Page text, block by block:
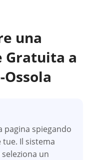
una
Gratuita a
pagina spiegando
Il sistema
un